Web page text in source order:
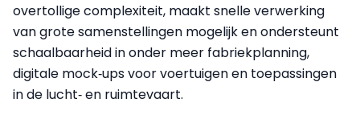
overtollige complexiteit, maakt snelle verwerking
van grote samenstellingen mogelijk en ondersteunt
schaalbaarheid in onder meer fabriekplanning,
digitale mock‑ups voor voertuigen en toepassingen
in de lucht‑ en ruimtevaart.